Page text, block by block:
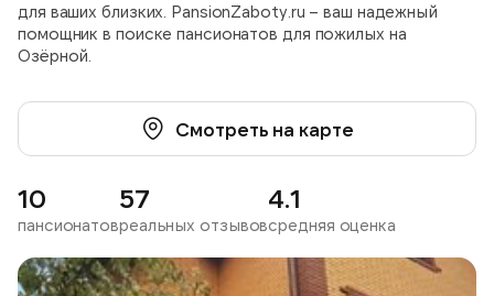
для ваших близких. PansionZaboty.ru – ваш надежный
помощник в поиске пансионатов для пожилых на
Озёрной.
Смотреть на карте
10
пансионатов
57
реальных отзывов
4.1
средняя оценка